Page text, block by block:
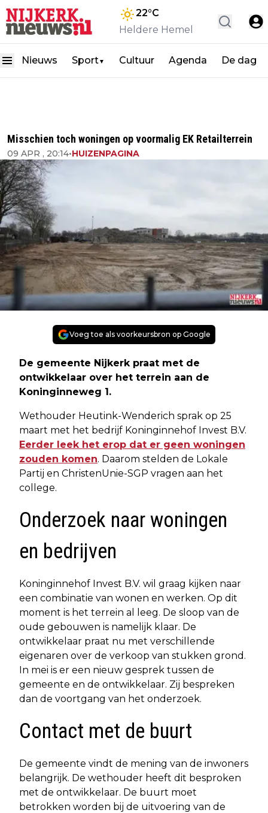
22°C
Heldere Hemel
Nieuws Sport▼ Cultuur Agenda De dag
Misschien toch woningen op voormalig EK Retailterrein
09 APR , 20:14•HUIZENPAGINA
Voeg toe als voorkeursbron op Google
De gemeente Nijkerk praat met de
ontwikkelaar over het terrein aan de
Koninginneweg 1.
Wethouder Heutink-Wenderich sprak op 25
maart met het bedrijf Koninginnehof Invest B.V.
Eerder leek het erop dat er geen woningen
zouden komen. Daarom stelden de Lokale
Partij en ChristenUnie-SGP vragen aan het
college.
Onderzoek naar woningen
en bedrijven
Koninginnehof Invest B.V. wil graag kijken naar
een combinatie van wonen en werken. Op dit
moment is het terrein al leeg. De sloop van de
oude gebouwen is namelijk klaar. De
ontwikkelaar praat nu met verschillende
eigenaren over de verkoop van stukken grond.
In mei is er een nieuw gesprek tussen de
gemeente en de ontwikkelaar. Zij bespreken
dan de voortgang van het onderzoek.
Contact met de buurt
De gemeente vindt de mening van de inwoners
belangrijk. De wethouder heeft dit besproken
met de ontwikkelaar. De buurt moet
betrokken worden bij de uitvoering van de